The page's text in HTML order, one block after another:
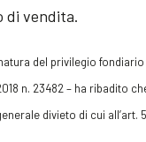
di vendita.
del privilegio fondiario
n. 23482 – ha ribadito
divieto di cui all’art.